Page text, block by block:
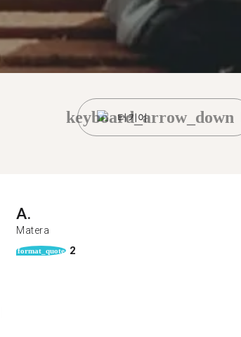
터키어
keyboard_arrow_down
A.
Matera
format_quote 2